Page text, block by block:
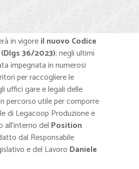
in vigoreil nuovo Codice
36/2023); negli ultimi
impegnata in numerosi
per raccogliere le
uffici gare e legali delle
percorso utile per comporre
di Legacoop Produzione e
del Position
dal Responsabile
e del Lavoro Daniele